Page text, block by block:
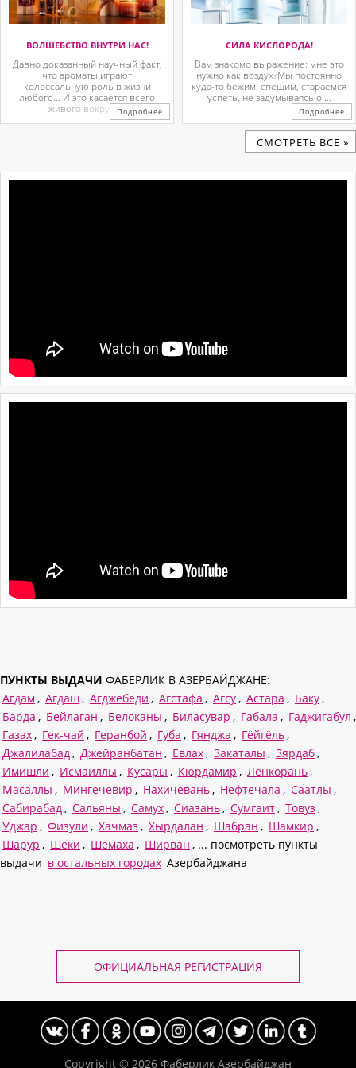
ВОЛШЕБСТВО ВНУТРИ НАС!
Давно доказанный научный факт,
что ароматы играют
колоссальную роль в жизни
любого… И это касается всего
живого вокруг. ...Подробнее
СИЛА КИСЛОРОДА!
Вам знакомо выражение: мне это
нужно как воздух?Мы постоянно
куда-то бежим, спешим, стараемся
успеть, не задумываясь о ...
Подробнее
CМОТРЕТЬ ВСЕ »
ПУНКТЫ ВЫДАЧИ ФАБЕРЛИК В АЗЕРБАЙДЖАНЕ:
Агдам , Агдаш , Агджебеди , Агстафа , Агсу , Астара , Баку ,
Барда , Бейлаган , Белоканы , Биласувар , Габала , Гаджигабул ,
Газах , Гек-чай , Геранбой , Губа , Гянджа , Гёйгёль ,
Джалилабад , Джейранбатан , Евлах , Закаталы , Зярдаб ,
Имишли , Исмаиллы , Кусары , Кюрдамир , Ленкорань ,
Масаллы , Мингечевир , Нахичевань , Нефтечала , Саатлы ,
Сабирабад , Сальяны , Самух , Сиазань , Сумгаит , Товуз ,
Уджар , Физули , Хачмаз , Хырдалан , Шабран , Шамкир ,
Шарур , Шеки , Шемаха , Ширван , ... посмотреть пункты
выдачи в остальных городах Азербайджана
ОФИЦИАЛЬНАЯ РЕГИСТРАЦИЯ
Copyright © 2026 Фаберлик Азербайджан